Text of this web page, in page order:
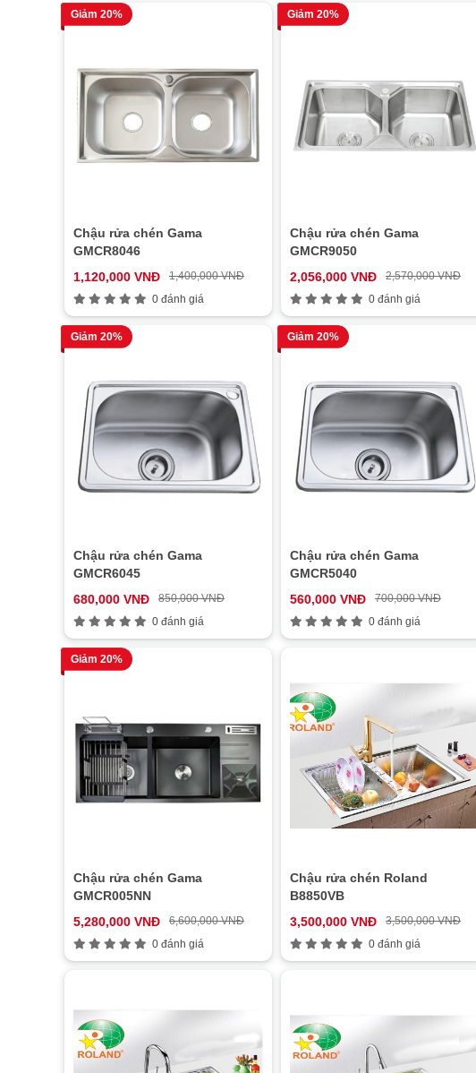
Giảm 20%
Chậu rửa chén Gama
GMCR8046
1,120,000 VNĐ
1,400,000 VNĐ
0 đánh giá
Giảm 20%
Chậu rửa chén Gama
GMCR9050
2,056,000 VNĐ
2,570,000 VNĐ
0 đánh giá
Giảm 20%
Chậu rửa chén Gama
GMCR6045
680,000 VNĐ
850,000 VNĐ
0 đánh giá
Giảm 20%
Chậu rửa chén Gama
GMCR5040
560,000 VNĐ
700,000 VNĐ
0 đánh giá
Giảm 20%
Chậu rửa chén Gama
GMCR005NN
5,280,000 VNĐ
6,600,000 VNĐ
0 đánh giá
Chậu rửa chén Roland
B8850VB
3,500,000 VNĐ
3,500,000 VNĐ
0 đánh giá